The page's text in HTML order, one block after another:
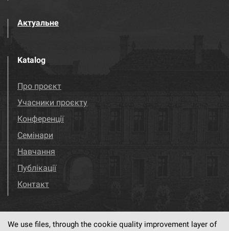
Актуальне
Katalog
Про проєкт
Учасники проєкту
Конференції
Семінари
Навчання
Публікації
Контакт
We use files, through the cookie quality improvement layer of